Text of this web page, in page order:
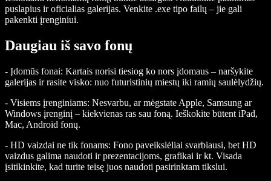
puslapius ir oficialias galerijas. Venkite .exe tipo failų – jie gali
pakenkti įrenginiui.
Daugiau iš savo fonų
- Įdomūs fonai: Kartais norisi tiesiog ko nors įdomaus – naršykite
galerijas ir rasite visko: nuo futuristinių miestų iki ramių saulėlydžių.
- Visiems įrenginiams: Nesvarbu, ar mėgstate Apple, Samsung ar
Windows įrenginį – kiekvienas ras sau foną. Ieškokite būtent iPad,
Mac, Android fonų.
- HD vaizdai ne tik fonams: Fono paveikslėliai svarbiausi, bet HD
vaizdus galima naudoti ir prezentacijoms, grafikai ir kt. Visada
įsitikinkite, kad turite teisę juos naudoti pasirinktam tikslui.